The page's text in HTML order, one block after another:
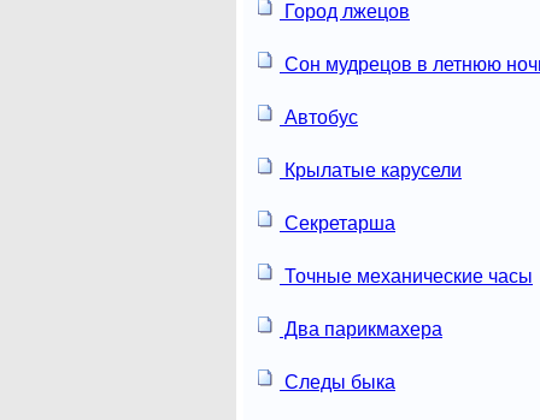
Город лжецов
Сон мудрецов в летнюю
Автобус
Крылатые карусели
Секретарша
Точные механические часы
Два парикмахера
Следы быка